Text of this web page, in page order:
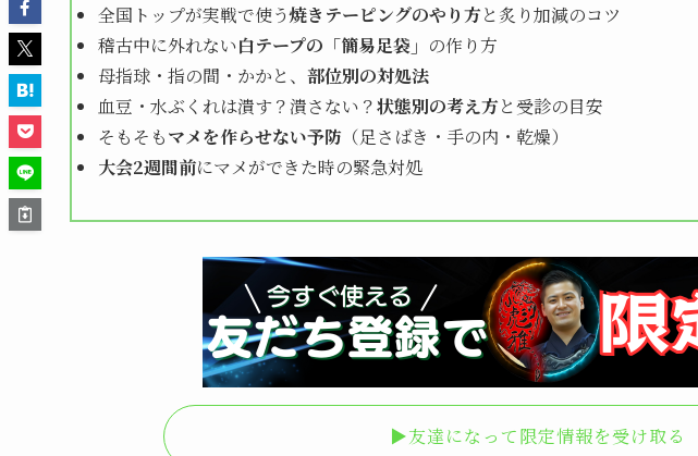
全国トップが実戦で使う焼きテーピングのやり方と炙り加減のコツ
稽古中に外れない白テープの「簡易足袋」 の作り方
母指球・指の間・かかと、 部位別の対処法
血豆・水ぶくれは潰す？潰さない？状態別の考え方と受診の目安
そもそもマメを作らせない予防 （足さばき・手の内・乾燥）
大会2週間前にマメができた時の緊急対処
▶︎友達になって限定情報を受け取る